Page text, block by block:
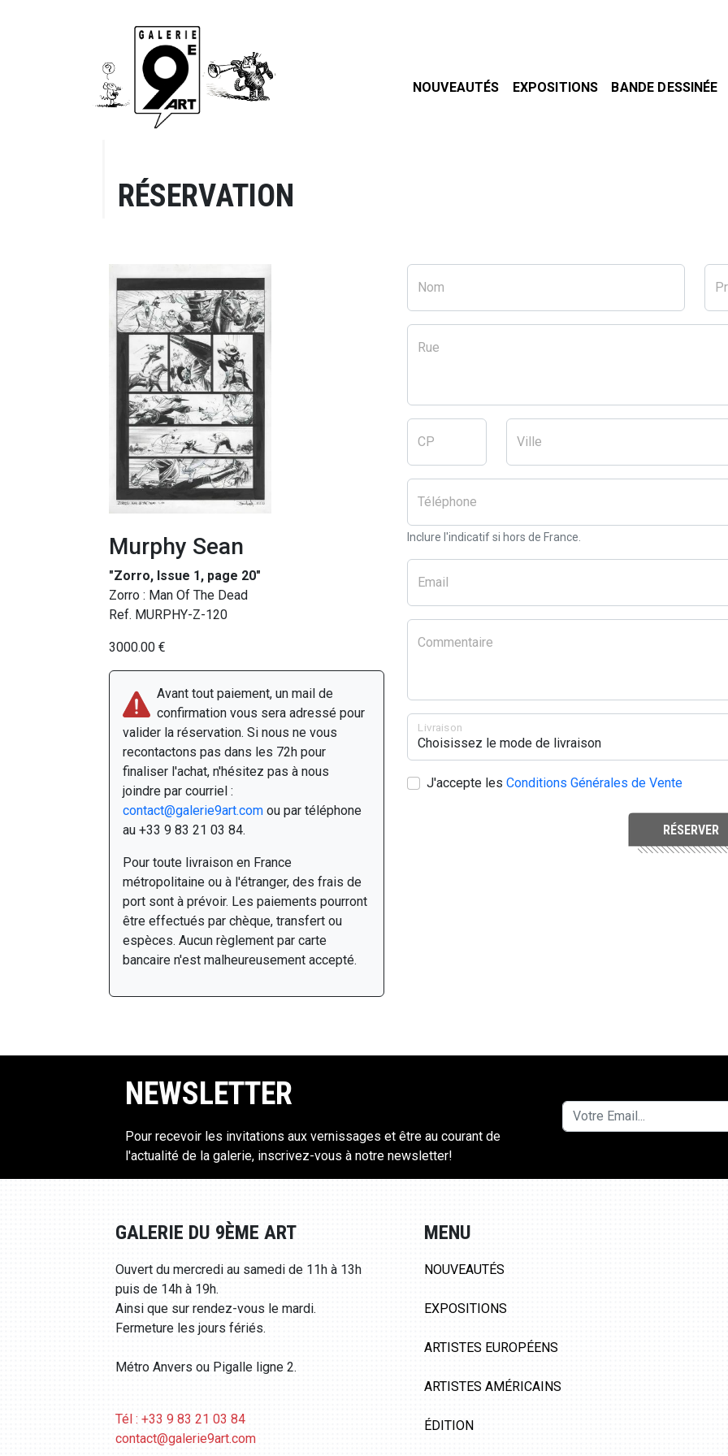
NOUVEAUTÉS EXPOSITIONS BANDE DESSINÉE
RÉSERVATION
Murphy Sean
"Zorro, Issue 1, page 20"
Zorro : Man Of The Dead
Ref. MURPHY-Z-120
3000.00 €
Avant tout paiement, un mail de
confirmation vous sera adressé pour
valider la réservation. Si nous ne vous
recontactons pas dans les 72h pour
finaliser l'achat, n'hésitez pas à nous
joindre par courriel :
contact@galerie9art.com ou par téléphone
au +33 9 83 21 03 84.
Pour toute livraison en France
métropolitaine ou à l'étranger, des frais de
port sont à prévoir. Les paiements pourront
être effectués par chèque, transfert ou
espèces. Aucun règlement par carte
bancaire n'est malheureusement accepté.
Nom
Rue
CP Ville
Téléphone
Inclure l'indicatif si hors de France.
Email
Commentaire
Livraison
J'accepte les Conditions Générales de Vente
RÉSERVER
NEWSLETTER
Pour recevoir les invitations aux vernissages et être au courant de
l'actualité de la galerie, inscrivez-vous à notre newsletter!
GALERIE DU 9ÈME ART
Ouvert du mercredi au samedi de 11h à 13h
puis de 14h à 19h.
Ainsi que sur rendez-vous le mardi.
Fermeture les jours fériés.
Métro Anvers ou Pigalle ligne 2.
Tél : +33 9 83 21 03 84
contact@galerie9art.com
MENU
NOUVEAUTÉS
EXPOSITIONS
ARTISTES EUROPÉENS
ARTISTES AMÉRICAINS
ÉDITION